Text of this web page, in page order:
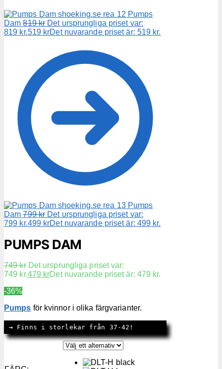
Pumps
Dam 819kr Det ursprungliga priset var:
819 kr.519 krDet nuvarande priset är: 519 kr.
Pumps
Dam 799kr Det ursprungliga priset var:
799 kr.499 krDet nuvarande priset är: 499 kr.
PUMPS DAM
749kr Det ursprungliga priset var:
749 kr.479 krDet nuvarande priset är: 479 kr.
-36%
Pumps för kvinnor i olika färgvarianter.
→ Finns i storlekar från 37-42!